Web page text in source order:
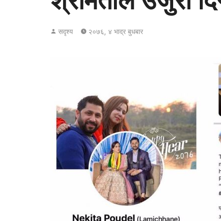
सदृश्य २०७६, ४ भाद्र बुधबार